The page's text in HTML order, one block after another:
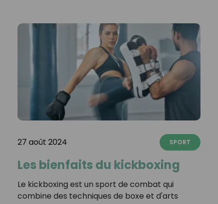
27 août 2024 SPORT
Les bienfaits du kickboxing
Le kickboxing est un sport de combat qui
combine des techniques de boxe et d'arts